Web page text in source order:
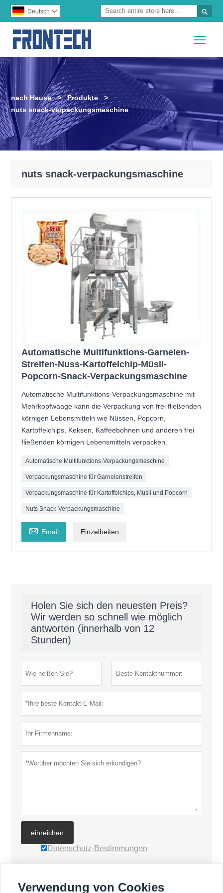

Deutsch 
nach Hause > Produkte
>
nuts snack-verpackungsmaschine
nuts snack-verpackungsmaschine
Automatische Multifunktions-Garnelen-
Streifen-Nuss-Kartoffelchip-Müsli-
Popcorn-Snack-Verpackungsmaschine
Automatische Multifunktions-Verpackungsmaschine mit
Mehrkopfwaage kann die Verpackung von frei fließenden
körnigen Lebensmitteln wie Nüssen, Popcorn,
Kartoffelchips, Keksen, Kaffeebohnen und anderen frei
fließenden körnigen Lebensmitteln verpacken.
Automatische Multifunktions-Verpackungsmaschine
Verpackungsmaschine für Garnelenstreifen
Verpackungsmaschine für Kartoffelchips, Müsli und Popcorn
Nuts Snack-Verpackungsmaschine
 Email Einzelheiten
Holen Sie sich den neuesten Preis?
Wir werden so schnell wie möglich
antworten (innerhalb von 12
Stunden)
einreichen
Datenschutz-Bestimmungen
Verwendung von Cookies